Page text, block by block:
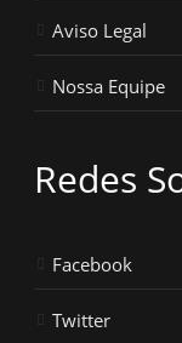
Aviso Legal
Nossa Equipe
Redes
Facebook
Twitter